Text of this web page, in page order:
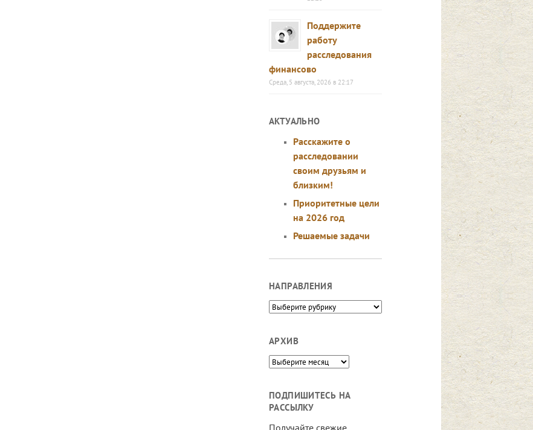
Поддержите
работу
расследования
финансово
Среда, 5 августа, 2026 в 22:17
АКТУАЛЬНО
Расскажите о
расследовании
своим друзьям и
близким!
Приоритетные цели
на 2026 год
Решаемые задачи
НАПРАВЛЕНИЯ
Направления
АРХИВ
Архив
ПОДПИШИТЕСЬ НА
РАССЫЛКУ